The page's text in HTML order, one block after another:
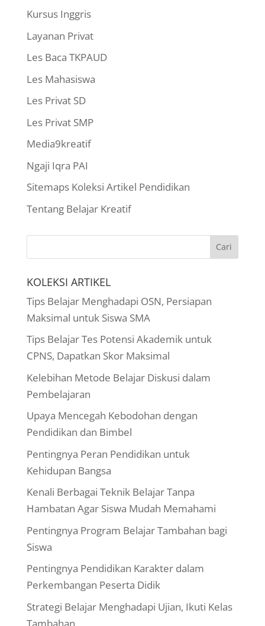
Kursus Inggris
Layanan Privat
Les Baca TKPAUD
Les Mahasiswa
Les Privat SD
Les Privat SMP
Media9kreatif
Ngaji Iqra PAI
Sitemaps Koleksi Artikel Pendidikan
Tentang Belajar Kreatif
KOLEKSI ARTIKEL
Tips Belajar Menghadapi OSN, Persiapan
Maksimal untuk Siswa SMA
Tips Belajar Tes Potensi Akademik untuk
CPNS, Dapatkan Skor Maksimal
Kelebihan Metode Belajar Diskusi dalam
Pembelajaran
Upaya Mencegah Kebodohan dengan
Pendidikan dan Bimbel
Pentingnya Peran Pendidikan untuk
Kehidupan Bangsa
Kenali Berbagai Teknik Belajar Tanpa
Hambatan Agar Siswa Mudah Memahami
Pentingnya Program Belajar Tambahan bagi
Siswa
Pentingnya Pendidikan Karakter dalam
Perkembangan Peserta Didik
Strategi Belajar Menghadapi Ujian, Ikuti Kelas
Tambahan